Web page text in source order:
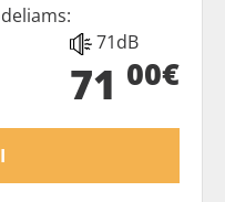
71dB
71 00€